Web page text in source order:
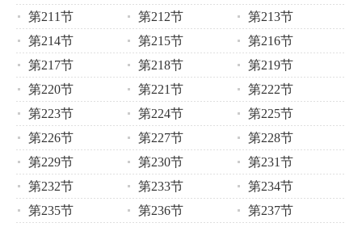
第211节
第212节
第213节
第214节
第215节
第216节
第217节
第218节
第219节
第220节
第221节
第222节
第223节
第224节
第225节
第226节
第227节
第228节
第229节
第230节
第231节
第232节
第233节
第234节
第235节
第236节
第237节